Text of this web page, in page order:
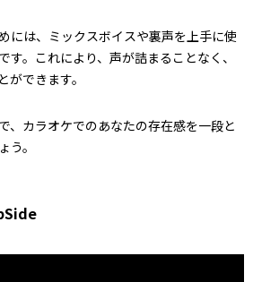
には、ミックスボイスや裏声を上手に使
す。これにより、声が詰まることなく、
ができます。
、カラオケでのあなたの存在感を一段と
。